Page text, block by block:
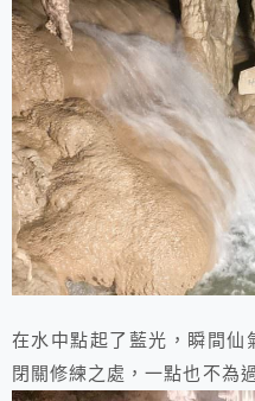
在水中點起了藍光，瞬間仙
閉關修練之處，一點也不為